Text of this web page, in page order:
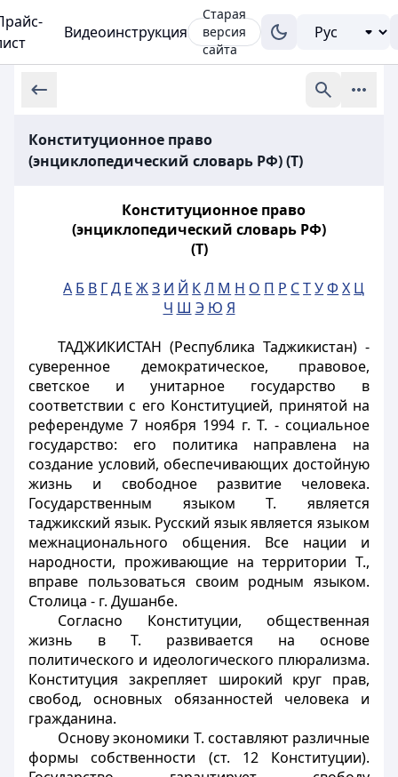
Видеоинструкция
Старая
версия
сайта
Конституционное право
(энциклопедический словарь РФ) (Т)
Конституционное право
(энциклопедический словарь РФ)
(Т)
А Б В ГД Е ЖЗ И Й КЛ М Н О П Р СТУФ Х Ц
Ч Ш Э Ю Я
ТАДЖИКИСТАН (Республика Таджикистан) -
суверенное демократическое, правовое,
светское и унитарное государство в
соответствии с его Конституцией, принятой на
референдуме 7 ноября 1994 г. Т. - социальное
государство: его политика направлена на
создание условий, обеспечивающих достойную
жизнь и свободное развитие человека.
Государственным языком Т. является
таджикский язык. Русский язык является языком
межнационального общения. Все нации и
народности, проживающие на территории Т.,
вправе пользоваться своим родным языком.
Столица - г. Душанбе.
Согласно Конституции, общественная
жизнь в Т. развивается на основе
политического и идеологического плюрализма.
Конституция закрепляет широкий круг прав,
свобод, основных обязанностей человека и
гражданина.
Основу экономики Т. составляют различные
формы собственности (ст. 12 Конституции).